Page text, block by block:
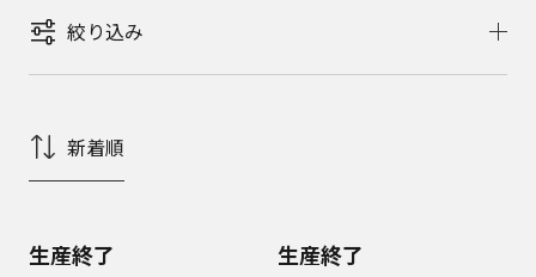
絞り込み
新着順
生産終了 生産終了